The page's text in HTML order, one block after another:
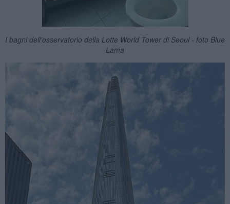
I bagni dell'osservatorio della Lotte World Tower di Seoul - foto Blue
Lama